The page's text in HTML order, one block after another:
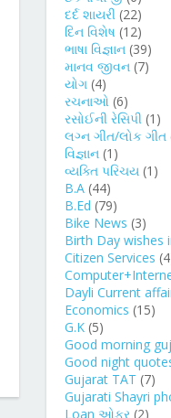
દર્દ શાયરી (22)
દિન વિશેષ (12)
ભાષા વિજ્ઞાન (39)
માનવ જીવન (7)
યોગ (4)
રચનાઓ (6)
રસોઈની રેસિપી (1)
લગ્ન ગીત/લોક ગીત
વિજ્ઞાન (1)
વ્યક્તિ પરિચય (1)
B.A (44)
B.Ed (79)
Bike News (3)
Birth Day wishes
Citizen Services
Dayli Current
Economics (15)
G.K (5)
Good morning
Good night
Gujarat TAT (7)
Gujarati Shayri
Loan ઓફર (2)